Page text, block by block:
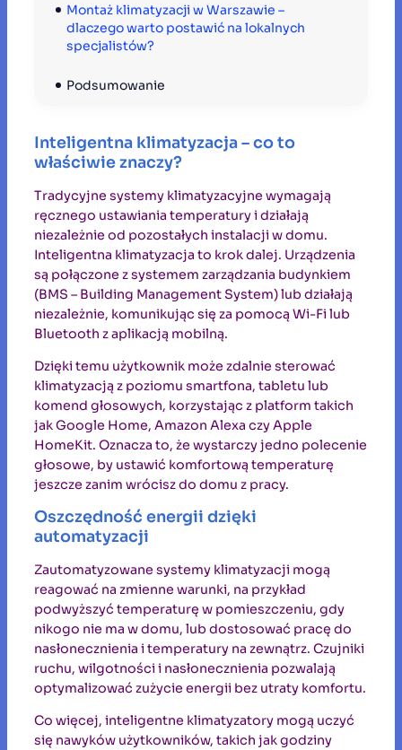
Montaż klimatyzacji w Warszawie –
dlaczego warto postawić na lokalnych
specjalistów?
Podsumowanie
Inteligentna klimatyzacja – co to
właściwie znaczy?
Tradycyjne systemy klimatyzacyjne wymagają
ręcznego ustawiania temperatury i działają
niezależnie od pozostałych instalacji w domu.
Inteligentna klimatyzacja to krok dalej. Urządzenia
są połączone z systemem zarządzania budynkiem
(BMS – Building Management System) lub działają
niezależnie, komunikując się za pomocą Wi-Fi lub
Bluetooth z aplikacją mobilną.
Dzięki temu użytkownik może zdalnie sterować
klimatyzacją z poziomu smartfona, tabletu lub
komend głosowych, korzystając z platform takich
jak Google Home, Amazon Alexa czy Apple
HomeKit. Oznacza to, że wystarczy jedno polecenie
głosowe, by ustawić komfortową temperaturę
jeszcze zanim wrócisz do domu z pracy.
Oszczędność energii dzięki
automatyzacji
Zautomatyzowane systemy klimatyzacji mogą
reagować na zmienne warunki, na przykład
podwyższyć temperaturę w pomieszczeniu, gdy
nikogo nie ma w domu, lub dostosować pracę do
nasłonecznienia i temperatury na zewnątrz. Czujniki
ruchu, wilgotności i nasłonecznienia pozwalają
optymalizować zużycie energii bez utraty komfortu.
Co więcej, inteligentne klimatyzatory mogą uczyć
się nawyków użytkowników, takich jak godziny